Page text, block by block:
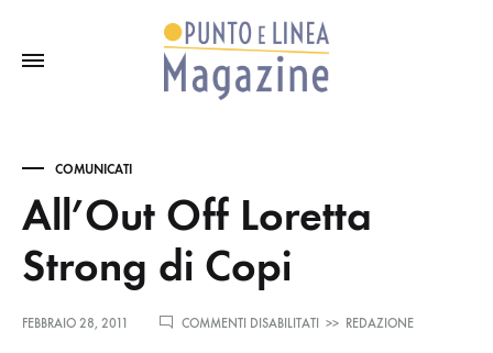
COMUNICATI
All’Out Off Loretta
Strong di Copi
FEBBRAIO 28, 2011 COMMENTI DISABILITATI
SU
>> REDAZIONE